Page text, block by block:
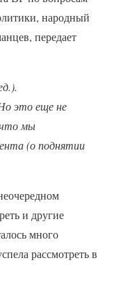
народный
передает
это еще не
мы
(о поднятии
и другие
много
рассмотреть в